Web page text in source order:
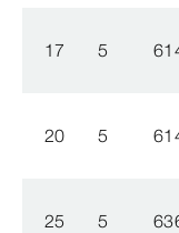
17 5
20 5
25 5